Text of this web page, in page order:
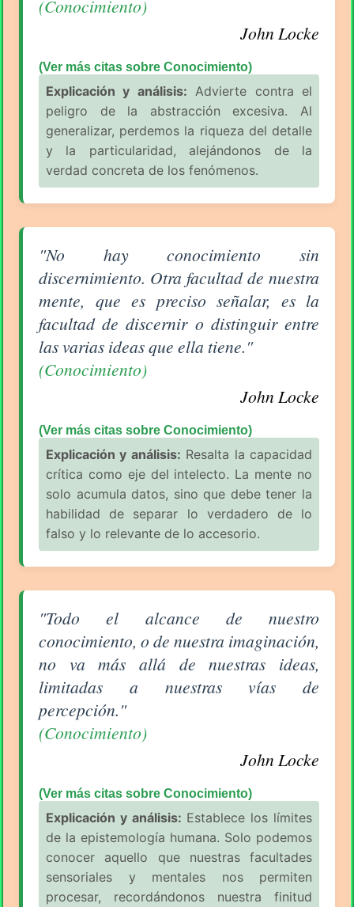
(Conocimiento)
John Locke
(Ver más citas sobre Conocimiento)
Explicación y análisis: Advierte contra el
peligro de la abstracción excesiva. Al
generalizar, perdemos la riqueza del detalle
y la particularidad, alejándonos de la
verdad concreta de los fenómenos.
Aforismo sobre Conocimiento de John Locke
"No hay conocimiento sin
discernimiento. Otra facultad de nuestra
mente, que es preciso señalar, es la
facultad de discernir o distinguir entre
las varias ideas que ella tiene."
(Conocimiento)
John Locke
(Ver más citas sobre Conocimiento)
Explicación y análisis: Resalta la capacidad
crítica como eje del intelecto. La mente no
solo acumula datos, sino que debe tener la
habilidad de separar lo verdadero de lo
falso y lo relevante de lo accesorio.
Aforismo sobre Conocimiento de John Locke
"Todo el alcance de nuestro
conocimiento, o de nuestra imaginación,
no va más allá de nuestras ideas,
limitadas a nuestras vías de
percepción."
(Conocimiento)
John Locke
(Ver más citas sobre Conocimiento)
Explicación y análisis: Establece los límites
de la epistemología humana. Solo podemos
conocer aquello que nuestras facultades
sensoriales y mentales nos permiten
procesar, recordándonos nuestra finitud